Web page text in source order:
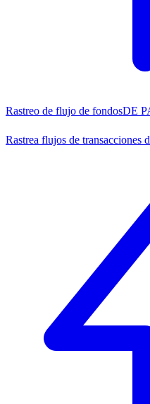
Rastreo de flujo de fondosDE
Rastrea flujos de transacciones